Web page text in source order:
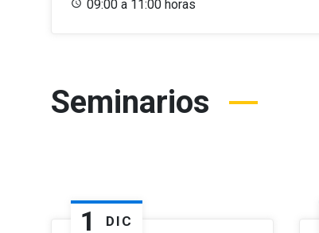
09:00 a 11:00 horas
Seminarios
1 DIC